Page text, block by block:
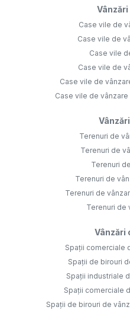
Case vile de
Case vile de
Case vile
Case vile de
Case vile de
Case vile de
Terenuri de
Terenuri de
Terenuri
Terenuri de
Terenuri de
Terenuri de
Vânzări
Spații comerciale
Spații de birouri
Spații industriale
Spații comerciale
Spații de birouri de